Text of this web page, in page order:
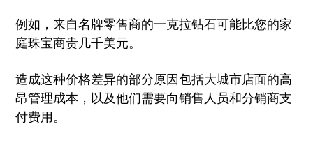
例如，来自名牌零售商的一克拉钻石可能比您的家
庭珠宝商贵几千美元。
造成这种价格差异的部分原因包括大城市店面的高
昂管理成本，以及他们需要向销售人员和分销商支
付费用。